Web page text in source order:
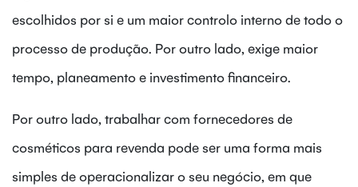
escolhidos por si e um maior controlo interno de todo o
processo de produção. Por outro lado, exige maior
tempo, planeamento e investimento financeiro.
Por outro lado, trabalhar com fornecedores de
cosméticos para revenda pode ser uma forma mais
simples de operacionalizar o seu negócio, em que